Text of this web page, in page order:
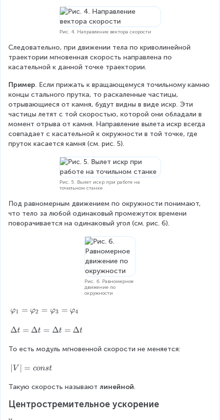
Рис. 4. Направление вектора скорости
Следовательно, при движении тела по криволинейной
траектории мгновенная скорость направлена по
касательной к данной точке траектории.
Пример. Если прижать к вращающемуся точильному камню
концы стального прутка, то раскаленные частицы,
отрывающиеся от камня, будут видны в виде искр. Эти
частицы летят с той скоростью, которой они обладали в
момент отрыва от камня. Направление вылета искр всегда
совпадает с касательной к окружности в той точке, где
пруток касается камня (см. рис. 5).
Рис. 5. Вылет искр при работе на
точильном станке
Под равномерным движением по окружности понимают,
что тело за любой одинаковый промежуток времени
поворачивается на одинаковый угол (см. рис. 6).
Рис. 6. Равномерное
движение по
окружности
\
a
p
1
=
\
v
φ1 = φ2 = φ3 = φ4
\
el
a
=
\
D
Δt = Δt = Δt = Δt
То есть модуль мгновенной скорости не меняется:
|
|
c
o
∣ V ∣ = const
Такую скорость называют линейной.
Центростремительное ускорение